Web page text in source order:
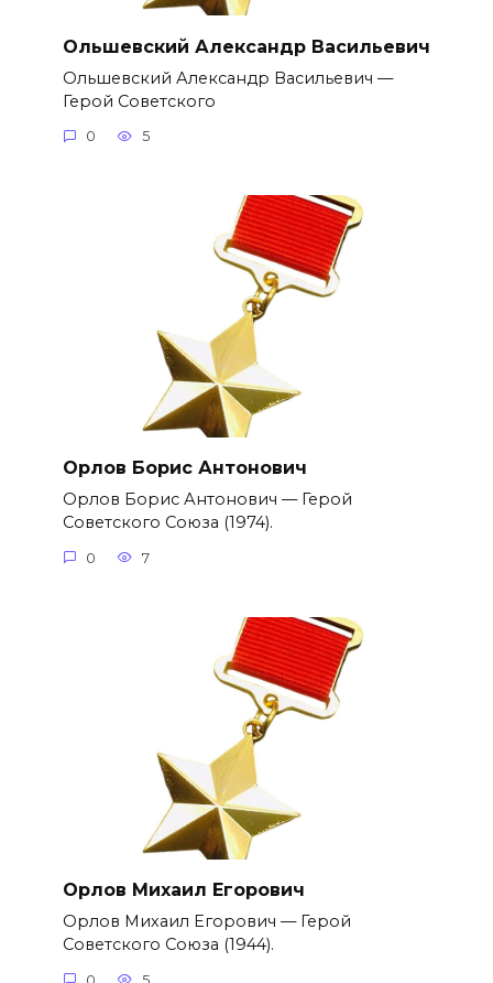
Ольшевский Александр Васильевич
Ольшевский Александр Васильевич —
Герой Советского
0 5
Орлов Борис Антонович
Орлов Борис Антонович — Герой
Советского Союза (1974).
0 7
Орлов Михаил Егорович
Орлов Михаил Егорович — Герой
Советского Союза (1944).